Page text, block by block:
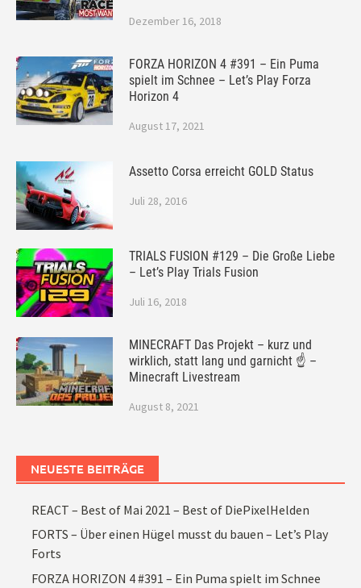
Dezember 16, 2018
FORZA HORIZON 4 #391 – Ein Puma
spielt im Schnee – Let’s Play Forza
Horizon 4
August 17, 2021
Assetto Corsa erreicht GOLD Status
Juli 28, 2016
TRIALS FUSION #129 – Die Große Liebe
– Let’s Play Trials Fusion
Juli 16, 2018
MINECRAFT Das Projekt – kurz und
wirklich, statt lang und garnicht ☝ –
Minecraft Livestream
August 8, 2021
NEUESTE BEITRÄGE
REACT – Best of Mai 2021 – Best of DiePixelHelden
FORTS – Über einen Hügel musst du bauen – Let’s Play
Forts
FORZA HORIZON 4 #391 – Ein Puma spielt im Schnee